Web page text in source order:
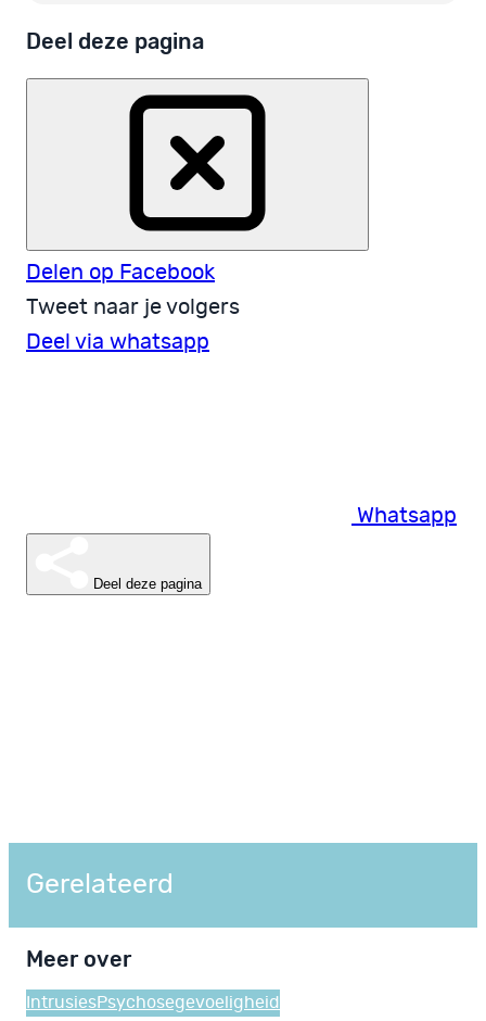
Deel deze pagina
Delen op Facebook
Tweet naar je volgers
Deel via whatsapp
Whatsapp
Deel deze pagina
Gerelateerd
Meer over
IntrusiesPsychosegevoeligheid